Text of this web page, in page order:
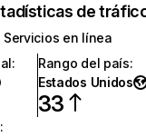
de
Servicios en línea
:
Rango del país:
Estados Unidos
33
: